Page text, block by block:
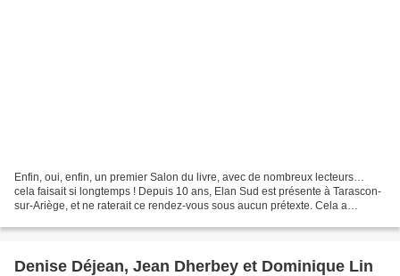
Enfin, oui, enfin, un premier Salon du livre, avec de nombreux lecteurs…
cela faisait si longtemps ! Depuis 10 ans, Elan Sud est présente à Tarascon-
sur-Ariège, et ne raterait ce rendez-vous sous aucun prétexte. Cela a
Denise Déjean, Jean Dherbey et Dominique Lin